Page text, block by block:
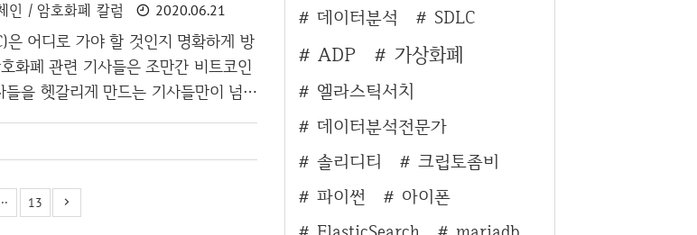
use mining software that supp
18:00 UTC. 위와 같이, 마이닝
인 / 암호화폐 칼럼 2020.06.21
어디로 가야 할 것인지 명확하게 방
화폐 관련 기사들은 조만간 비트코인
을 헷갈리게 만드는 기사들만이 넘쳐
이다. 일단 포스팅을 쓰고 있는 현재
왔다 갔다하고 있다. 원화로 1120만원
받았다면 비트코인의 가격은 반감기
13
데이터분석
SDLC
ADP 가상화폐
엘라스틱서치
데이터분석전문가
솔리디티
크립토좀비
파이썬
아이폰